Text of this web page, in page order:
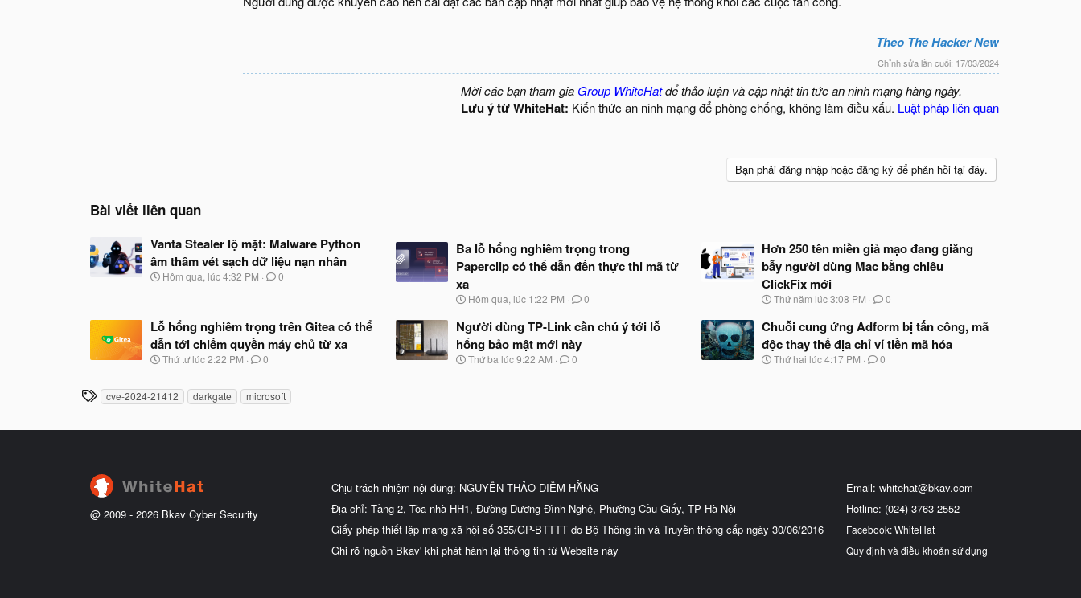
Theo The Hacker New
Chỉnh sửa lần cuối: 17/03/2024
Mời các bạn tham gia Group WhiteHatđể thảo luận và cập nhật tin tức an ninh mạng hàng ngày.
Lưu ý từ WhiteHat: Kiến thức an ninh mạng để phòng chống, không làm điều xấu. Luật pháp liên quan
Bạn phải đăng nhập hoặc đăng ký để phản hồi tại đây.
Bài viết liên quan
Vanta Stealer lộ mặt: Malware Python
âm thầm vét sạch dữ liệu nạn nhân
N
b
ắ
t
đ
u
Hôm qua, lúc 4:32 PM 0
Ba lỗ hổng nghiêm trọng trong
Paperclip có thể dẫn đến thực thi mã từ
xa
N
à
y
b
ắ
Hôm qua, lúc 1:22 PM 0
Hơn 250 tên miền giả mạo đang giăng
bẫy người dùng Mac bằng chiêu
ClickFix mới
N
à
b
ắ
Thứ năm lúc 3:08 PM 0
Lỗ hổng nghiêm trọng trên Gitea có thể
dẫn tới chiếm quyền máy chủ từ xa
N
y
Thứ tư lúc 2:22 PM 0
Người dùng TP-Link cần chú ý tới lỗ
hổng bảo mật mới này
N
Thứ ba lúc 9:22 AM 0
Chuỗi cung ứng Adform bị tấn công, mã
độc thay thế địa chỉ ví tiền mã hóa
N
Thứ hai lúc 4:17 PM 0
T
ẻ
cve-2024-21412 darkgate microsoft
@ 2009 - 2026 Bkav Cyber Security
Chịu trách nhiệm nội dung: NGUYỄN THẢO DIỄM HẰNG
Địa chỉ: Tầng 2, Tòa nhà HH1, Đường Dương Đình Nghệ, Phường Cầu Giấy, TP Hà Nội
Giấy phép thiết lập mạng xã hội số 355/GP-BTTTT do Bộ Thông tin và Truyền thông cấp ngày 30/06/2016
Ghi rõ 'nguồn Bkav' khi phát hành lại thông tin từ Website này
Email: whitehat@bkav.com
Hotline: (024) 3763 2552
Facebook: WhiteHat
Quy định và điều khoản sử dụng